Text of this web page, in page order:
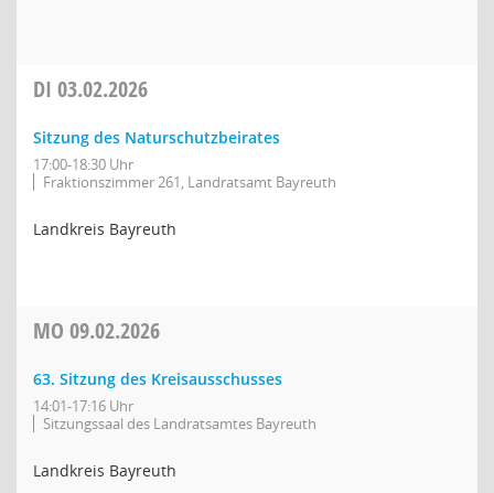
DI 03.02.2026
Sitzung des Naturschutzbeirates
17:00-18:30 Uhr
Fraktionszimmer 261, Landratsamt Bayreuth
Landkreis Bayreuth
MO 09.02.2026
63. Sitzung des Kreisausschusses
14:01-17:16 Uhr
Sitzungssaal des Landratsamtes Bayreuth
Landkreis Bayreuth